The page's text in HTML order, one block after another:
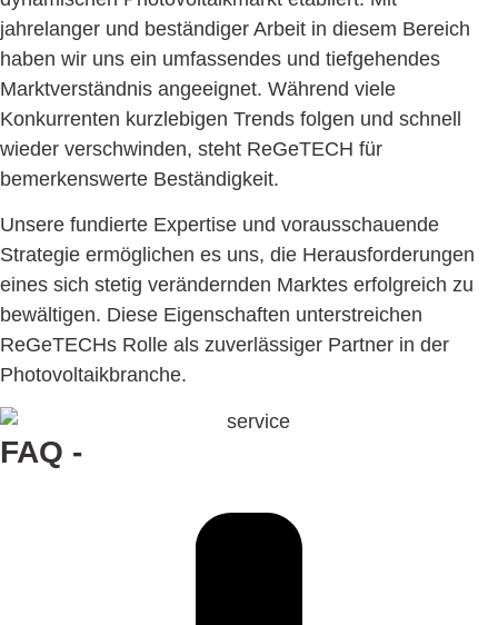
jahrelanger und beständiger Arbeit in diesem Bereich
haben wir uns ein umfassendes und tiefgehendes
Marktverständnis angeeignet. Während viele
Konkurrenten kurzlebigen Trends folgen und schnell
wieder verschwinden, steht ReGeTECH für
bemerkenswerte Beständigkeit.
Unsere fundierte Expertise und vorausschauende
Strategie ermöglichen es uns, die Herausforderungen
eines sich stetig verändernden Marktes erfolgreich zu
bewältigen. Diese Eigenschaften unterstreichen
ReGeTECHs Rolle als zuverlässiger Partner in der
Photovoltaikbranche.
FAQ -